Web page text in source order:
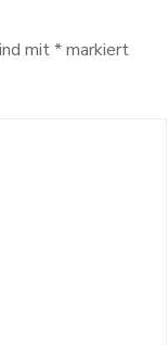
mit*markiert